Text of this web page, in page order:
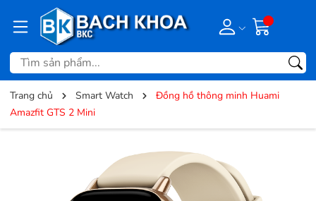
Trang chủ Smart Watch
Đồng hồ thông minh Huami
Amazfit GTS 2 Mini